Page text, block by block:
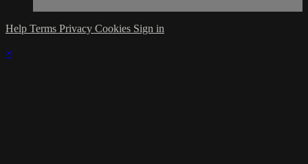
Help Terms Privacy Cookies Sign in
×